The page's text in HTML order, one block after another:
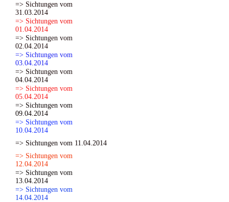
=> Sichtungen vom
31.03.2014
=> Sichtungen vom
01.04.2014
=> Sichtungen vom
02.04.2014
=> Sichtungen vom
03.04.2014
=> Sichtungen vom
04.04.2014
=> Sichtungen vom
05.04.2014
=> Sichtungen vom
09.04.2014
=> Sichtungen vom
10.04.2014
=> Sichtungen vom 11.04.2014
=> Sichtungen vom
12.04.2014
=> Sichtungen vom
13.04.2014
=> Sichtungen vom
14.04.2014